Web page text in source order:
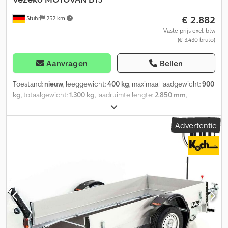
Stuhr 252 km € 2.882
Vaste prijs excl. btw
(€ 3.430 bruto)
Aanvragen Bellen
Toestand: nieuw, leeggewicht:400 kg, maximaal laadgewicht:900
kg , totaalgewicht:1.300 kg , laadruimte lengte: 2.850 mm
, bandenmaten:
motortrailer van de aanhangerfabrikant VEZEKO, model
MOTOVAN-B13. Geschikt voor zware motorfietsen dankzij de
vastzetsystemen. De motorfiets kan veilig direct op de autotrailer
worden gereden of geduwd. De motorsteunen kunnen vrijwel
overal op de vloer van de motortrailer worden bevestigd.
Bovendien is de steun in te stellen voor verschillende wielmaten.
Dwedpfx Aeqv Dq Hjkcsa De standaarduitrusting van de
motortransporter omvat twee verstelbare motorsteunen, vier
verstelbare sjorogen, een geperforeerde vloer voor antislip en
extra vastzetmogelijkheden, een stabiele oprijklep met
Advertentie